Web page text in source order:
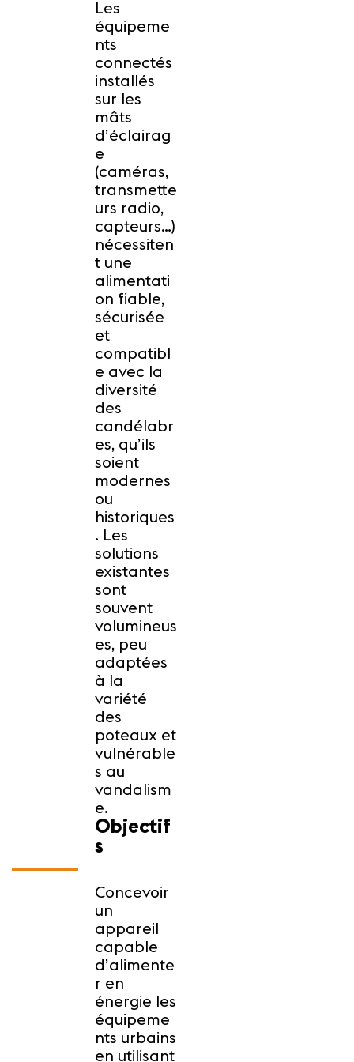
Les
équipeme
nts
connectés
installés
sur les
mâts
d’éclairag
e
(caméras,
transmette
urs radio,
capteurs…)
nécessiten
t une
alimentati
on fiable,
sécurisée
et
compatibl
e avec la
diversité
des
candélabr
es, qu’ils
soient
modernes
ou
historiques
. Les
solutions
existantes
sont
souvent
volumineus
es, peu
adaptées
à la
variété
des
poteaux et
vulnérable
s au
vandalism
e.
Objectif
s
Concevoir
un
appareil
capable
d’alimente
r en
énergie les
équipeme
nts urbains
en utilisant